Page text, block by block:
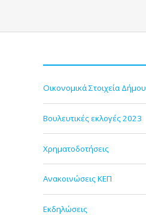
Οικονομικά Στοιχεία Δήμου
Βουλευτικές εκλογές 2023
Χρηματοδοτήσεις
Ανακοινώσεις ΚΕΠ
Εκδηλώσεις